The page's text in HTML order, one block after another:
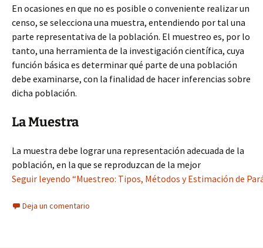
En ocasiones en que no es posible o conveniente realizar un
censo, se selecciona una muestra, entendiendo por tal una
parte representativa de la población. El muestreo es, por lo
tanto, una herramienta de la investigación científica, cuya
función básica es determinar qué parte de una población
debe examinarse, con la finalidad de hacer inferencias sobre
dicha población.
La Muestra
La muestra debe lograr una representación adecuada de la
población, en la que se reproduzcan de la mejor
Seguir leyendo “Muestreo: Tipos, Métodos y Estimación de
Deja un comentario